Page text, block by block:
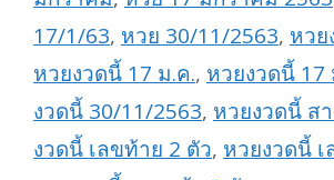
17/1/63, หวย 30/11/2563, หว
หวยงวดนี้ 17 ม.ค., หวยงวดนี้ 17
งวดนี้ 30/11/2563, หวยงวดนี้ ส
งวดนี้ เลขท้าย 2 ตัว, หวยงวดนี้